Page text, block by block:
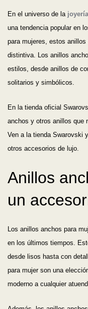
En el universo de la joyería
una tendencia popular en
para mujeres, estos
distintiva. Los anillos
estilos, desde anillos de
solitarios y simbólicos.
En la tienda oficial
anchos y otros anillos que
Ven a la tienda Swarovski
otros accesorios de lujo.
Anillos
un
Los anillos anchos para
en los últimos tiempos.
desde lisos hasta con
para mujer son una
moderno a cualquier